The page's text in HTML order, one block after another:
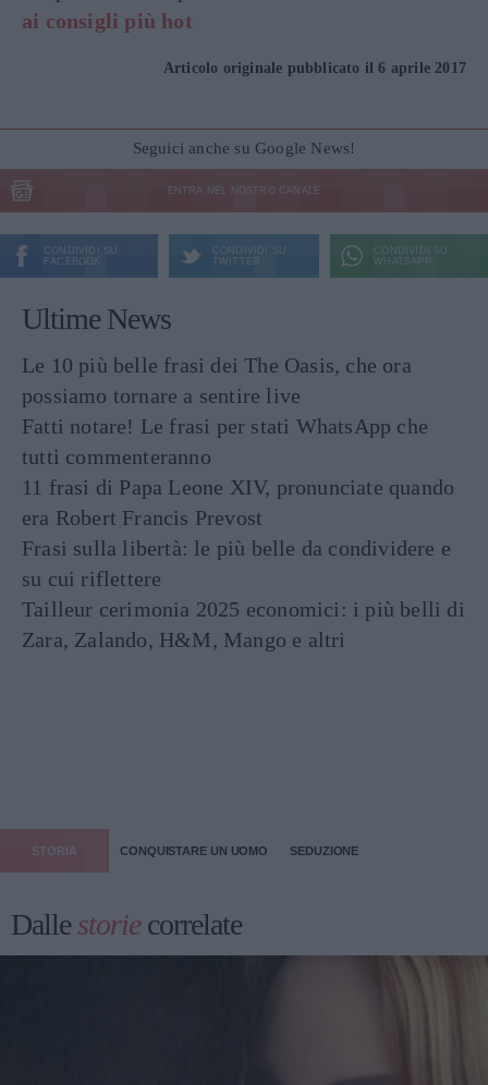
ai consigli più hot
Articolo originale pubblicato il 6 aprile 2017
Seguici anche su Google News!
ENTRA NEL NOSTRO CANALE
CONDIVIDI SU
FACEBOOK
CONDIVIDI SU
TWITTER
CONDIVIDI SU
WHATSAPP
Ultime News
Le 10 più belle frasi dei The Oasis, che ora
possiamo tornare a sentire live
Fatti notare! Le frasi per stati WhatsApp che
tutti commenteranno
11 frasi di Papa Leone XIV, pronunciate quando
era Robert Francis Prevost
Frasi sulla libertà: le più belle da condividere e
su cui riflettere
Tailleur cerimonia 2025 economici: i più belli di
Zara, Zalando, H&M, Mango e altri
STORIA CONQUISTARE UN UOMO SEDUZIONE
Dallestoriecorrelate